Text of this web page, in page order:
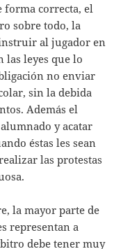
forma correcta, el
sobre todo, la
al jugador en
las leyes que lo
no enviar
sin la debida
Además el
y acatar
éstas les sean
las protestas
la mayor parte de
representan a
debe tener muy